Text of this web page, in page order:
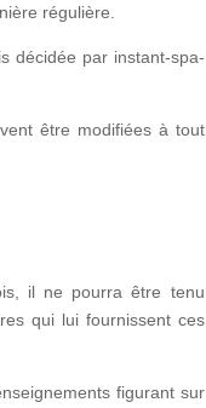
régulière.
décidée par instant-spa-
être modifiées à tout
il ne pourra être tenu
qui lui fournissent ces
figurant sur